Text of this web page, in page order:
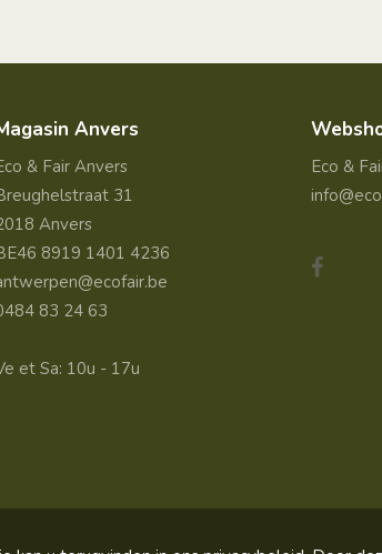
Anvers
& Fair Anvers
31
Anvers
8919 1401 4236
83 24 63
et Sa: 10u - 17u
Eco &